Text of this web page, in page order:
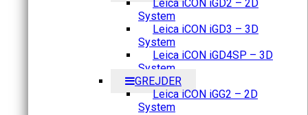
Leica iCON iGD2 – 2D
System
Leica iCON iGD3 – 3D
System
Leica iCON iGD4SP – 3D
System
GREJDER
Leica iCON iGG2 – 2D
System